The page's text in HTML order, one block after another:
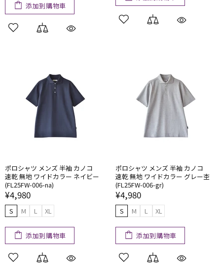
添加到購物車
ポロシャツ メンズ 半袖 カノコ
速乾 無地 ワイドカラー ネイビー
(FL25FW-006-na)
¥4,980
S M L XL
添加到購物車
ポロシャツ メンズ 半袖 カノコ
速乾 無地 ワイドカラー グレー杢
(FL25FW-006-gr)
¥4,980
S M L XL
添加到購物車